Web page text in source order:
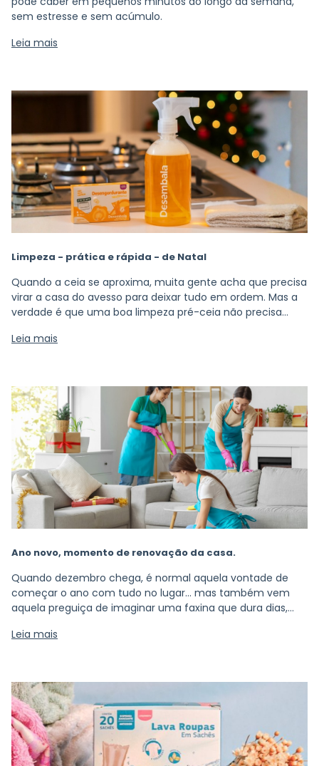
sem estresse e sem acúmulo.
Leia mais
Limpeza - prática e rápida - de Natal
Quando a ceia se aproxima, muita gente acha que precisa
virar a casa do avesso para deixar tudo em ordem. Mas a
verdade é que uma boa limpeza pré-ceia não precisa
Leia mais
Ano novo, momento de renovação da casa.
Quando dezembro chega, é normal aquela vontade de
começar o ano com tudo no lugar… mas também vem
aquela preguiça de imaginar uma faxina que dura dias,
casa renovada para o Ano Novo usando praticidade,
Leia mais